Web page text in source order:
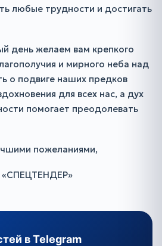
любые трудности и достигать
день желаем вам крепкого
и мирного неба над
о подвиге наших предков
для всех нас, а дух
помогает преодолевать
пожеланиями,
в Telegram